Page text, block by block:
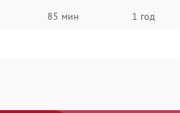
85 мин 1 год